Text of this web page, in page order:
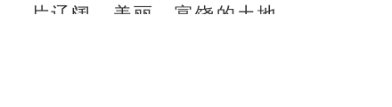
片辽阔、美丽、富饶的土地